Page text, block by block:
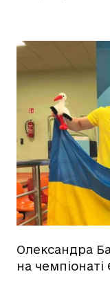
Олександра
на